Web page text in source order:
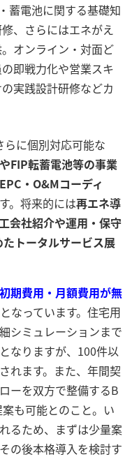
蓄電池に関する基礎知
、さらにはエネがえ
オンライン・対面ど
即戦力化や営業スキ
実践設計研修などカ
に個別対応可能な
FIP転蓄電池等の事業
・O&Mコーディ
。将来的には再エネ導
会社紹介や運用・保守
たトータルサービス展
期費用・月額費用が無
となっています。住宅用
シミュレーションまで
なりますが、100件以
れます。また、年間契
ーを双方で整備するB
も可能とのこと。い
るため、まずは少量案
の後本格導入を検討す